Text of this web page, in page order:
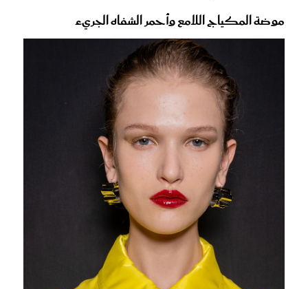
موضة المكياج اللامع وأحمر الشفاه الجريء